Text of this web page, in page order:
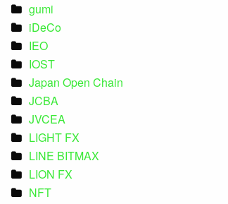
gumi
iDeCo
IEO
IOST
Japan Open Chain
JCBA
JVCEA
LIGHT FX
LINE BITMAX
LION FX
NFT